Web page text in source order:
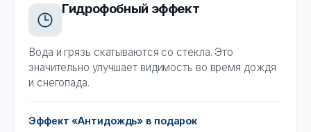
Гидрофобный эффект
Вода и грязь скатываются со стекла. Это
значительно улучшает видимость во время дождя
и снегопада.
Эффект «Антидождь» в подарок